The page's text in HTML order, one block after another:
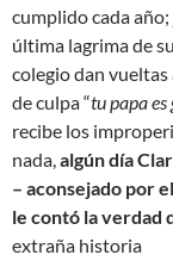
cumplido cada
última lagrima de
colegio dan
de culpa “tu papa
recibe los
nada,algún día
– aconsejado por
le contó la verdad
extraña historia